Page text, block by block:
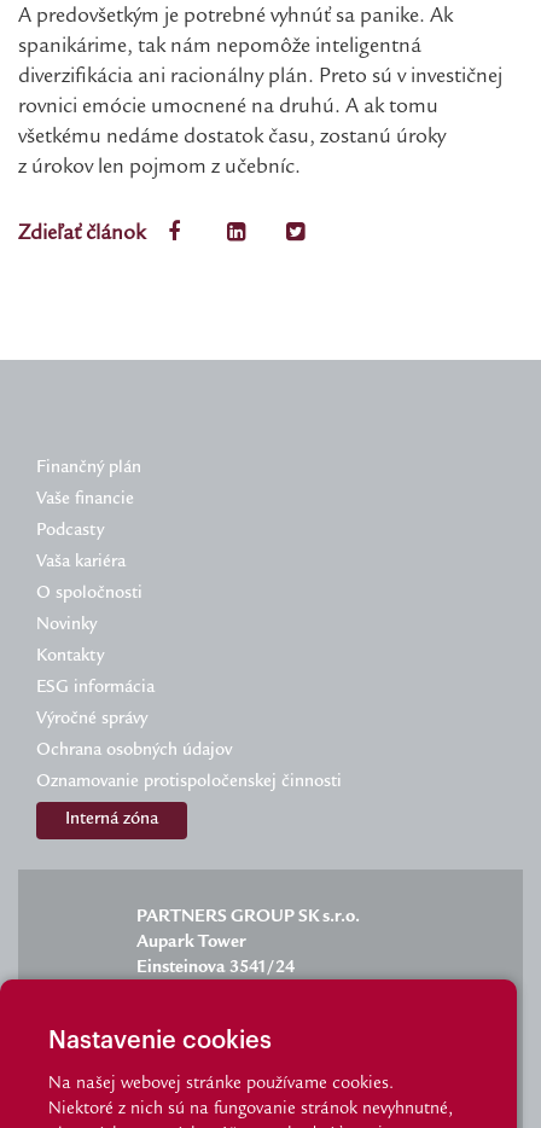
Nastavenie cookies
Na našej webovej stránke používame cookies.
Niektoré z nich sú na fungovanie stránok nevyhnutné,
A predovšetkým je potrebné vyhnúť sa panike. Ak
spanikárime, tak nám nepomôže inteligentná
diverzifikácia ani racionálny plán. Preto sú v investičnej
rovnici emócie umocnené na druhú. A ak tomu
všetkému nedáme dostatok času, zostanú úroky
z úrokov len pojmom z učebníc.
Zdieľať článok
Finančný plán
Vaše financie
Podcasty
Vaša kariéra
O spoločnosti
Novinky
Kontakty
ESG informácia
Výročné správy
Ochrana osobných údajov
Oznamovanie protispoločenskej činnosti
Interná zóna
PARTNERS GROUP SK s.r.o.
Aupark Tower
Einsteinova 3541/24